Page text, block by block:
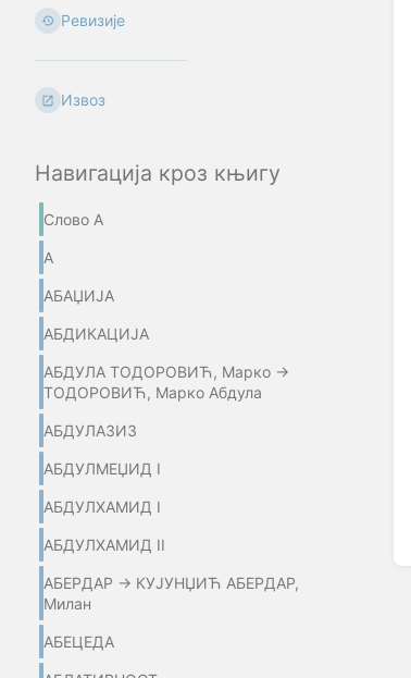
Ревизије
Извоз
Навигација кроз књигу
Слово А
А
АБАЏИЈA
АБДИКАЦИЈА
АБДУЛА ТОДОРОВИЋ, Марко →
ТОДОРОВИЋ, Марко Абдула
АБДУЛАЗИЗ
АБДУЛМЕЏИД I
АБДУЛХАМИД I
АБДУЛХАМИД II
АБЕРДАР → КУЈУНЏИЋ АБЕРДАР,
Милан
АБЕЦЕДА